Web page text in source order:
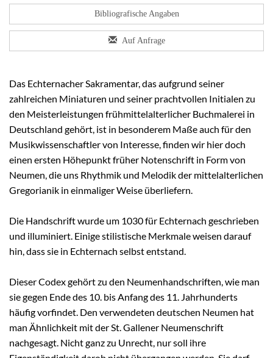
Bibliografische Angaben
Auf Anfrage
Das Echternacher Sakramentar, das aufgrund seiner
zahlreichen Miniaturen und seiner prachtvollen Initialen zu
den Meisterleistungen frühmittelalterlicher Buchmalerei in
Deutschland gehört, ist in besonderem Maße auch für den
Musikwissenschaftler von Interesse, finden wir hier doch
einen ersten Höhepunkt früher Notenschrift in Form von
Neumen, die uns Rhythmik und Melodik der mittelalterlichen
Gregorianik in einmaliger Weise überliefern.
Die Handschrift wurde um 1030 für Echternach geschrieben
und illuminiert. Einige stilistische Merkmale weisen darauf
hin, dass sie in Echternach selbst entstand.
Dieser Codex gehört zu den Neumenhandschriften, wie man
sie gegen Ende des 10. bis Anfang des 11. Jahrhunderts
häufig vorfindet. Den verwendeten deutschen Neumen hat
man Ähnlichkeit mit der St. Gallener Neumenschrift
nachgesagt. Nicht ganz zu Unrecht, nur soll ihre